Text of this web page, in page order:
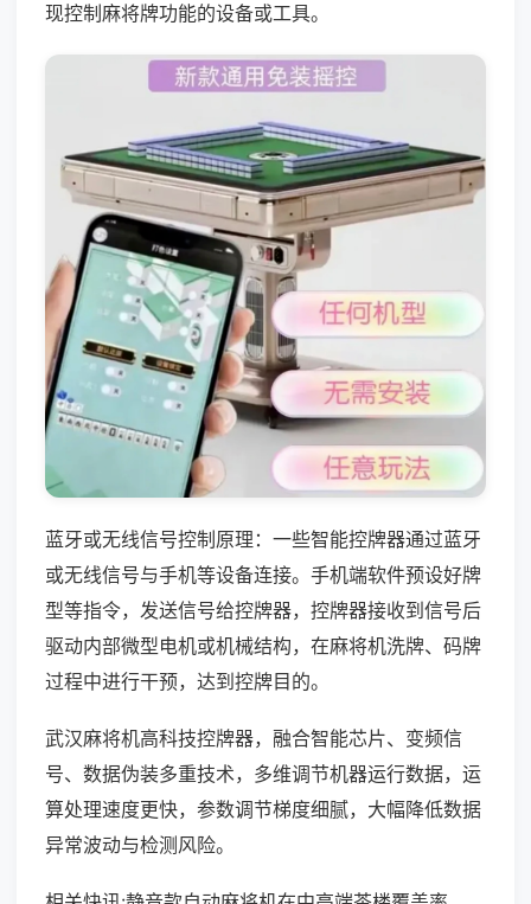
现控制麻将牌功能的设备或工具。
蓝牙或无线信号控制原理：一些智能控牌器通过蓝牙
或无线信号与手机等设备连接。手机端软件预设好牌
型等指令，发送信号给控牌器，控牌器接收到信号后
驱动内部微型电机或机械结构，在麻将机洗牌、码牌
过程中进行干预，达到控牌目的。
武汉麻将机高科技控牌器，融合智能芯片、变频信
号、数据伪装多重技术，多维调节机器运行数据，运
算处理速度更快，参数调节梯度细腻，大幅降低数据
异常波动与检测风险。